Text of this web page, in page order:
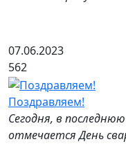
07.06.2023
562
Поздравляем!
Сегодня, в
отмечается День